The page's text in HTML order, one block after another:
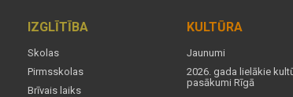
IZGLĪTĪBA
Skolas
Pirmsskolas
Brīvais laiks
KULTŪRA
Jaunumi
2026. gada lielākie
pasākumi Rīgā